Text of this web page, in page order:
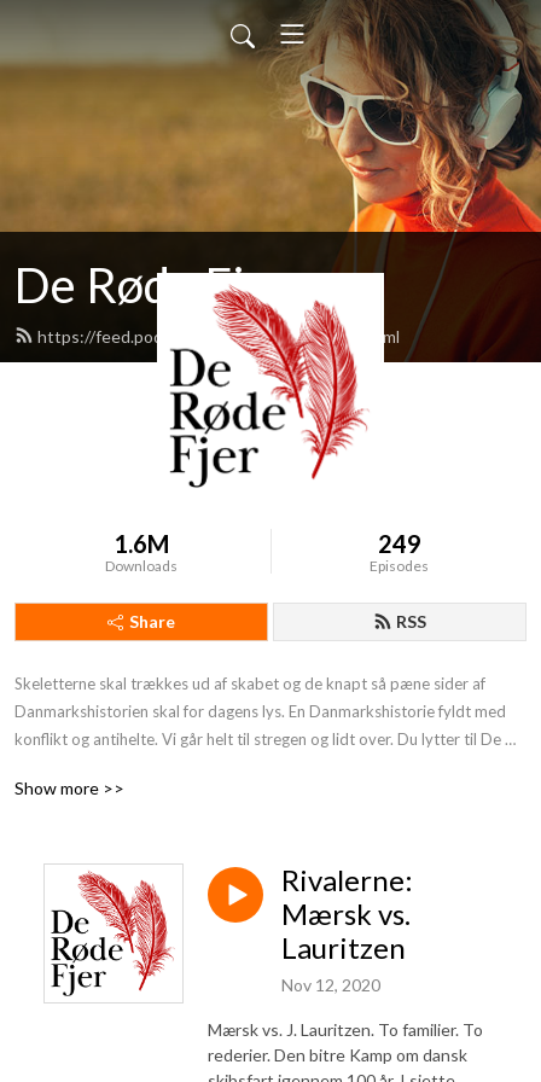
De Røde Fjer
https://feed.podbean.com/deroedefjer/feed.xml
1.6M
Downloads
249
Episodes
Share RSS
Skeletterne skal trækkes ud af skabet og de knapt så pæne sider af
Danmarkshistorien skal for dagens lys. En Danmarkshistorie fyldt med
konflikt og antihelte. Vi går helt til stregen og lidt over. Du lytter til De
din podcast:https: //deroedefjer.10er.app/
Show more >>
Rivalerne:
Mærsk vs.
Lauritzen
Nov 12, 2020
Mærsk vs. J. Lauritzen. To familier. To
rederier. Den bitre Kamp om dansk